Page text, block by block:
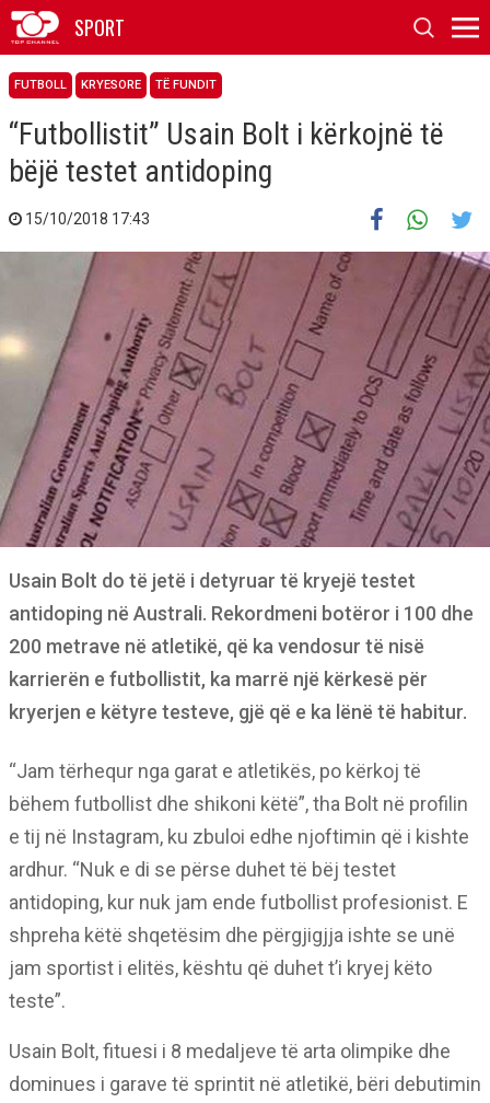
SPORT
FUTBOLL KRYESORE TË FUNDIT
“Futbollistit” Usain Bolt i kërkojnë të
bëjë testet antidoping
15/10/2018 17:43
Usain Bolt do të jetë i detyruar të kryejë testet
antidoping në Australi. Rekordmeni botëror i 100 dhe
200 metrave në atletikë, që ka vendosur të nisë
karrierën e futbollistit, ka marrë një kërkesë për
kryerjen e këtyre testeve, gjë që e ka lënë të habitur.
“Jam tërhequr nga garat e atletikës, po kërkoj të
bëhem futbollist dhe shikoni këtë”, tha Bolt në profilin
e tij në Instagram, ku zbuloi edhe njoftimin që i kishte
ardhur. “Nuk e di se përse duhet të bëj testet
antidoping, kur nuk jam ende futbollist profesionist. E
shpreha këtë shqetësim dhe përgjigjja ishte se unë
jam sportist i elitës, kështu që duhet t’i kryej këto
teste”.
Usain Bolt, fituesi i 8 medaljeve të arta olimpike dhe
dominues i garave të sprintit në atletikë, bëri debutimin